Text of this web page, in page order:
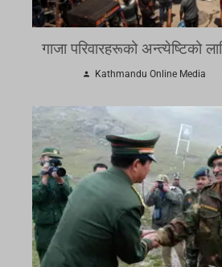
गाजा परिवारहरूको अन्त्येष्टिको
Kathmandu Online Media